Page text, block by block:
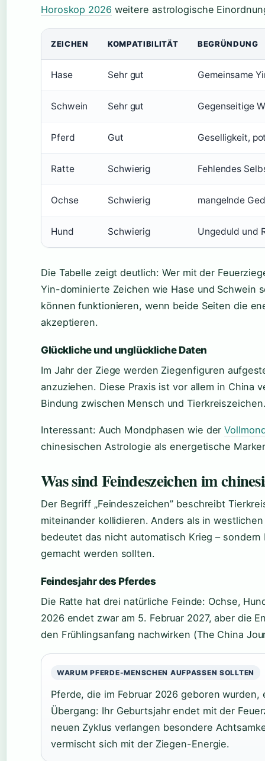
Horoskop 2026 weitere astrologische
ZEICHEN KOMPATIBILITÄT BEGRÜNDUNG
Hase Sehr gut Gemeinsame
Schwein Sehr gut Gegenseitige
Pferd Gut Geselligkeit,
Ratte Schwierig Fehlendes
Ochse Schwierig mangelnde
Hund Schwierig Ungeduld und
Die Tabelle zeigt deutlich: Wer mit der
Yin-dominierte Zeichen wie Hase und Schwein
können funktionieren, wenn beide Seiten die
akzeptieren.
Glückliche und unglückliche Daten
Im Jahr der Ziege werden Ziegenfiguren
anzuziehen. Diese Praxis ist vor allem in China
Bindung zwischen Mensch und
Interessant: Auch Mondphasen wie der
chinesischen Astrologie als energetische
Was sind Feindeszeichen im
Der Begriff „Feindeszeichen” beschreibt
miteinander kollidieren. Anders als in
bedeutet das nicht automatisch Krieg –
gemacht werden sollten.
Feindesjahr des Pferdes
Die Ratte hat drei natürliche Feinde: Ochse,
2026 endet zwar am 5. Februar 2027, aber die
den Frühlingsanfang nachwirken (The China
WARUM PFERDE-MENSCHEN AUFPASSEN SOLLTEN
Pferde, die im Februar 2026 geboren
Übergang: Ihr Geburtsjahr endet mit der
neuen Zyklus verlangen besondere
vermischt sich mit der Ziegen-Energie.